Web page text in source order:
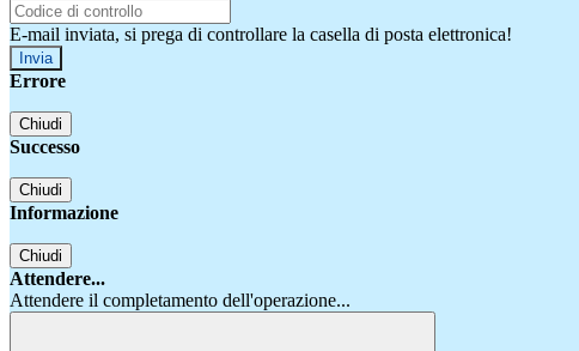
E-mail inviata, si prega di controllare la casella di posta elettronica!
Errore
Chiudi
Successo
Chiudi
Informazione
Chiudi
Attendere...
Attendere il completamento dell'operazione...